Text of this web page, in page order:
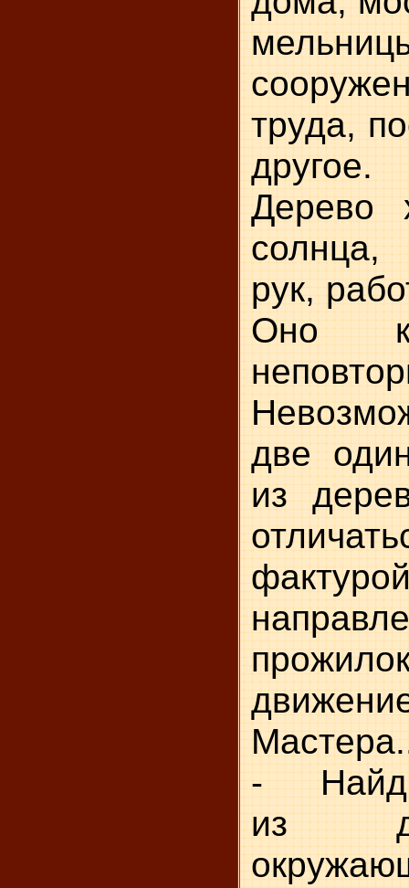
труда,
другое.
Дерево
солнца,
рук,
Оно
две
из
-
из